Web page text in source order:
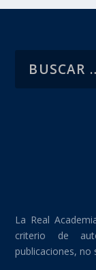
La Real
criterio de
publicaciones, no